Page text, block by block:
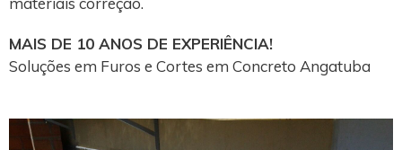
MAIS DE 10 ANOS DE EXPERIÊNCIA!
Soluções em Furos e Cortes em Concreto Angatuba